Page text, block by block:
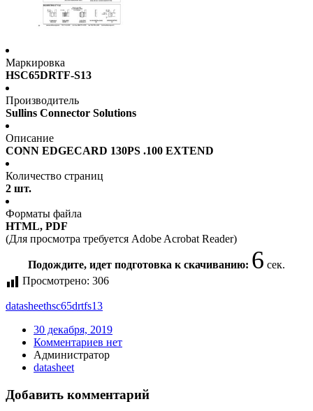
Маркировка
HSC65DRTF-S13
Производитель
Sullins Connector Solutions
Описание
CONN EDGECARD 130PS .100 EXTEND
Количество страниц
2 шт.
Форматы файла
HTML, PDF
(Для просмотра требуется Adobe Acrobat Reader)
Подождите, идет подготовка к скачиванию: 6 сек.
Просмотрено: 306
datasheethsc65drtfs13
30 декабря, 2019
Комментариев нет
Администратор
datasheet
Добавить комментарий